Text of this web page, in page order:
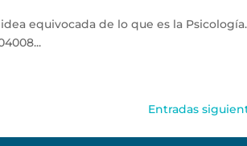
equivocada de lo que es la Psicología.
Entradas